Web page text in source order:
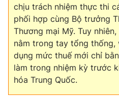
THỜI BÁO VTV
Theo dõi báo trên
chịu trách nhiệm thực thi
phối hợp cùng Bộ trưởng
Thương mại Mỹ. Tuy
nằm trong tay tổng thống,
dụng mức thuế mới chỉ
làm trong nhiệm kỳ trước
hóa Trung Quốc.